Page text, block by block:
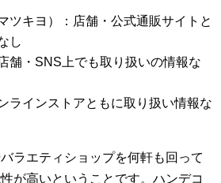
ツキヨ）：店舗・公式通販サイトと
し
舗・SNS上でも取り扱いの情報な
ラインストアともに取り扱い情報な
ラエティショップを何軒も回って
が高いということです。ハンデコ